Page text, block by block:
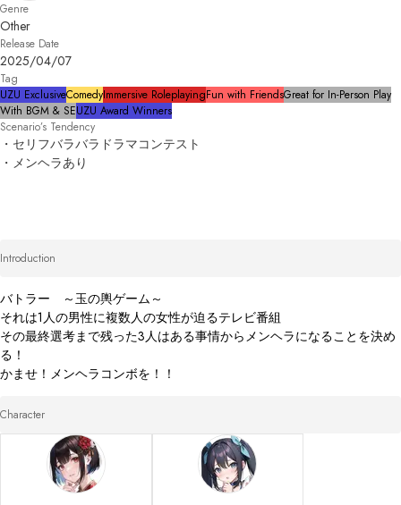
Genre
Other
Release Date
2025/04/07
Tag
UZU ExclusiveComedyImmersive RoleplayingFun with FriendsGreat for In-Person Play
With BGM & SEUZU Award Winners
Scenario’s Tendency
・セリフバラバラドラマコンテスト
・メンヘラあり
Introduction
バトラー　～玉の輿ゲーム～
それは1人の男性に複数人の女性が迫るテレビ番組
その最終選考まで残った3人はある事情からメンヘラになることを決め
る！
かませ！メンヘラコンボを！！
Character